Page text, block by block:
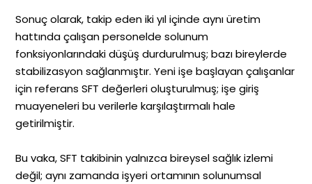
Sonuç olarak, takip eden iki yıl içinde aynı üretim
hattında çalışan personelde solunum
fonksiyonlarındaki düşüş durdurulmuş; bazı bireylerde
stabilizasyon sağlanmıştır. Yeni işe başlayan çalışanlar
için referans SFT değerleri oluşturulmuş; işe giriş
muayeneleri bu verilerle karşılaştırmalı hale
getirilmiştir.
Bu vaka, SFT takibinin yalnızca bireysel sağlık izlemi
değil; aynı zamanda işyeri ortamının solunumsal